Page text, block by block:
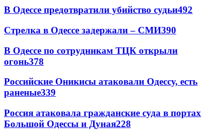
В Одессе предотвратили убийство судьи492
Стрелка в Одессе задержали – СМИ390
В Одессе по сотрудникам ТЦК открыли
огонь378
Российские Оникисы атаковали Одессу, есть
раненые339
Россия атаковала гражданские суда в портах
Большой Одессы и Дуная228